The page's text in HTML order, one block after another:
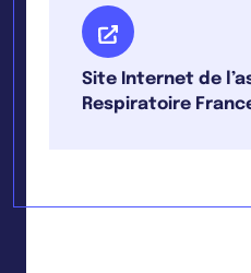
Site Internet de
Respiratoire